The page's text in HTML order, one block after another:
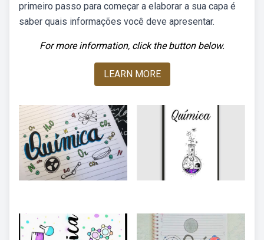
primeiro passo para começar a elaborar a sua capa é
saber quais informações você deve apresentar.
For more information, click the button below.
LEARN MORE